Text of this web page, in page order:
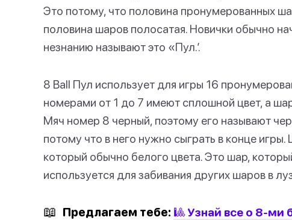
Это потому, что половина пронумерованных
половина шаров полосатая. Новички обычно
незнанию называют это «Пул.’.
8 Ball Пул использует для игры 16
номерами от 1 до 7 имеют сплошной цвет, а
Мяч номер 8 черный, поэтому его называют
потому что в него нужно сыграть в конце
который обычно белого цвета. Это шар,
используется для забивания других шаров в
📖 Предлагаем тебе: 🎱 Узнай все о 8-ми